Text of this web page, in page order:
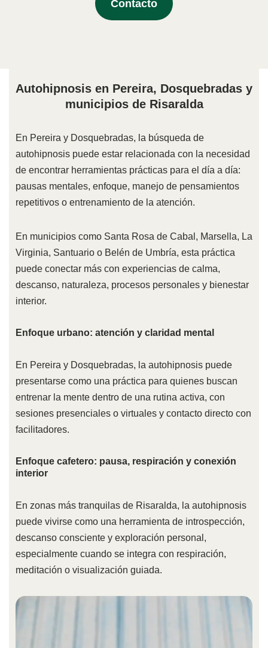
Contacto
Autohipnosis en Pereira, Dosquebradas y
municipios de Risaralda
En Pereira y Dosquebradas, la búsqueda de
autohipnosis puede estar relacionada con la necesidad
de encontrar herramientas prácticas para el día a día:
pausas mentales, enfoque, manejo de pensamientos
repetitivos o entrenamiento de la atención.
En municipios como Santa Rosa de Cabal, Marsella, La
Virginia, Santuario o Belén de Umbría, esta práctica
puede conectar más con experiencias de calma,
descanso, naturaleza, procesos personales y bienestar
interior.
Enfoque urbano: atención y claridad mental
En Pereira y Dosquebradas, la autohipnosis puede
presentarse como una práctica para quienes buscan
entrenar la mente dentro de una rutina activa, con
sesiones presenciales o virtuales y contacto directo con
facilitadores.
Enfoque cafetero: pausa, respiración y conexión
interior
En zonas más tranquilas de Risaralda, la autohipnosis
puede vivirse como una herramienta de introspección,
descanso consciente y exploración personal,
especialmente cuando se integra con respiración,
meditación o visualización guiada.